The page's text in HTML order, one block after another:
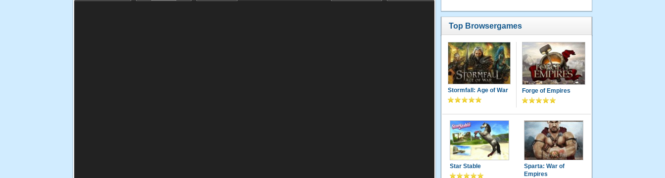
Top Browsergames
Stormfall: Age of War Forge of Empires
Star Stable
Sparta: War of
Empires